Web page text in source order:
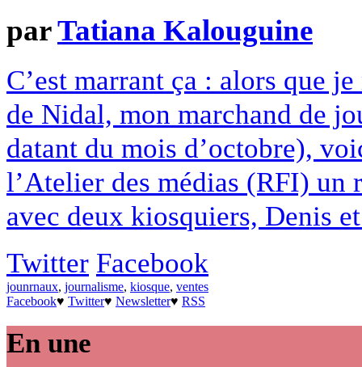
parTatiana Kalouguine
C’est marrant ça : alors que
de Nidal, mon marchand de
datant du mois d’octobre),
l’Atelier des médias (RFI) un
avec deux kiosquiers, Denis
Twitter Facebook
jounrnaux, journalisme, kiosque, ventes
Facebook♥ Twitter♥ Newsletter♥ RSS
En une